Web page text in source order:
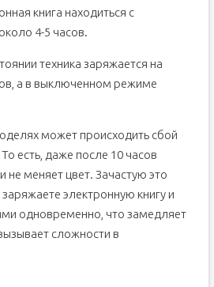
книга находиться с
4-5 часов.
техника заряжается на
а в выключенном режиме
может происходить сбой
есть, даже после 10 часов
не меняет цвет. Зачастую это
электронную книгу и
одновременно, что замедляет
сложности в